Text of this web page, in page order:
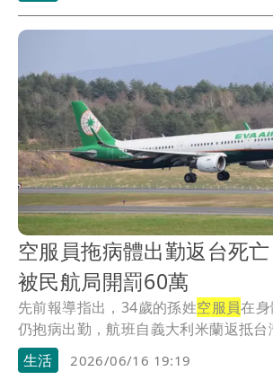
空服員拖病體出勤返台死
被民航局開罰60萬
先前報導指出，34歲的孫姓空服員在
仍抱病出勤，航班自義大利米蘭返抵台
在...
生活 2026/06/16 19:19